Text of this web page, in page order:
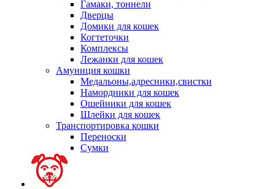
Гамаки, тоннели
Дверцы
Домики для кошек
Когтеточки
Комплексы
Лежанки для кошек
Амуниция кошки
Медальоны,адресники,свистки
Намордники для кошек
Ошейники для кошек
Шлейки для кошек
Транспортировка кошки
Переноски
Сумки